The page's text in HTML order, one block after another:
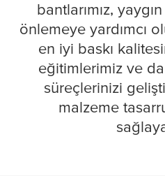
bantlarımız,
önlemeye yardımcı
en iyi baskı
eğitimlerimiz ve
süreçlerinizi
malzeme